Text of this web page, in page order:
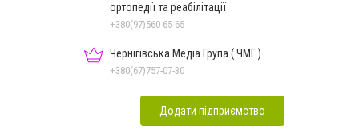
ортопедії та реабілітації
+380(97)560-65-65
Чернігівська Медіа Група ( ЧМГ )
+380(67)757-07-30
Додати підприємство